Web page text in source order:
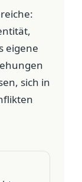
eigene
sich in